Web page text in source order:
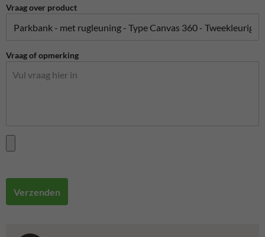
Vraag over product
Vraag of opmerking
Verzenden